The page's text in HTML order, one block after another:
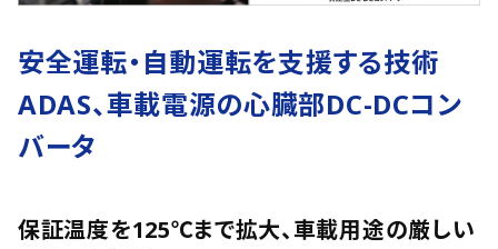
安全運転・自動運転を支援する技術
ADAS、車載電源の心臓部DC-DCコン
バータ
保証温度を125℃まで拡大、車載用途の厳しい